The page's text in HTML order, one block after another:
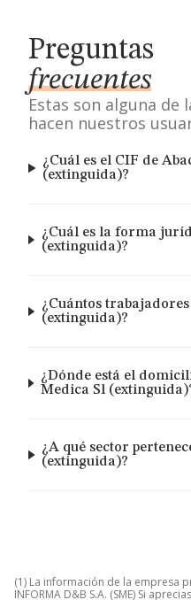
Preguntas
frecuentes
Estas son alguna de
hacen nuestros
¿Cuál es el CIF de
(extinguida)?
¿Cuál es la forma
(extinguida)?
¿Cuántos
(extinguida)?
¿Dónde está el
Medica Sl
¿A qué sector
(extinguida)?
(1) La información de la empresa
INFORMA D&B S.A. (SME) Si